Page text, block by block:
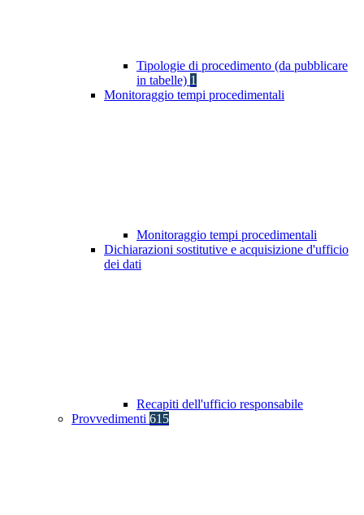
Tipologie di procedimento (da pubblicare
in tabelle) 1
Monitoraggio tempi procedimentali
Monitoraggio tempi procedimentali
Dichiarazioni sostitutive e acquisizione d'ufficio
dei dati
Recapiti dell'ufficio responsabile
Provvedimenti 615